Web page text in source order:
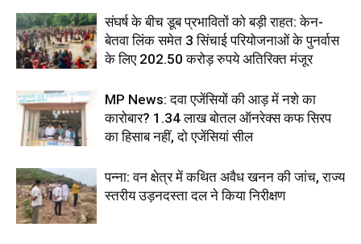
संघर्ष के बीच डूब प्रभावितों को बड़ी राहत: केन-
बेतवा लिंक समेत 3 सिंचाई परियोजनाओं के पुनर्वास
के लिए 202.50 करोड़ रुपये अतिरिक्त मंजूर
MP News: दवा एजेंसियों की आड़ में नशे का
कारोबार? 1.34 लाख बोतल ऑनरेक्स कफ सिरप
का हिसाब नहीं, दो एजेंसियां सील
पन्ना: वन क्षेत्र में कथित अवैध खनन की जांच, राज्य
स्तरीय उड़नदस्ता दल ने किया निरीक्षण